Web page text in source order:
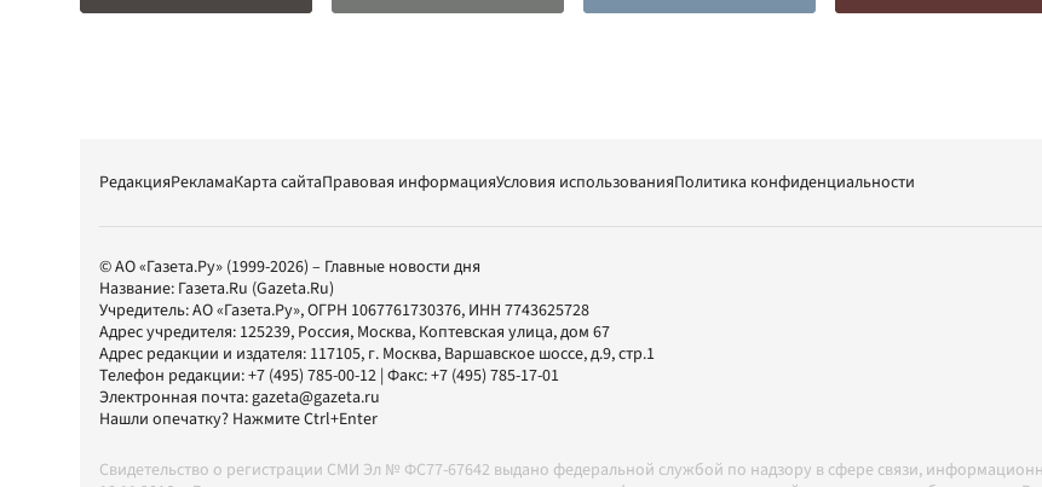
РедакцияРекламаКарта сайтаПравовая информацияУсловия использованияПолитика конфиденциальности
© АО «Газета.Ру» (1999-2026) – Главные новости дня
Название: Газета.Ru (Gazeta.Ru)
Учредитель:АО «Газета.Ру», ОГРН 1067761730376, ИНН 7743625728
Адрес учредителя: 125239, Россия, Москва, Коптевская улица, дом 67
Адрес редакции и издателя: 117105, г. Москва, Варшавское шоссе, д.9, стр.1
Телефон редакции:+7 (495) 785-00-12 | Факс:+7 (495) 785-17-01
Электронная почта:gazeta@gazeta.ru
Нашли опечатку? Нажмите Ctrl+Enter
Свидетельство о регистрации СМИ Эл № ФС77-67642 выдано федеральной службой по надзору в сфере связи,